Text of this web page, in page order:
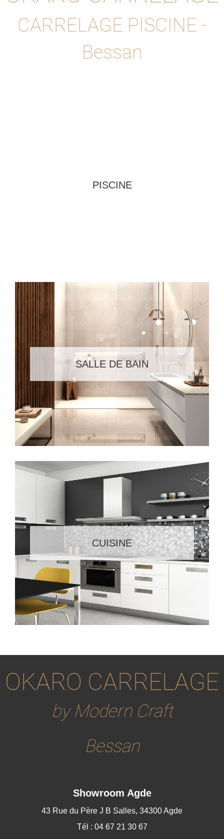
CARRELAGE PISCINE -
Bessan
PISCINE
SALLE DE BAIN
CUISINE
OKARO CARRELAGE
by Modern Craft
Bessan
Showroom Agde
43 Rue du Père J B Salles, 34300 Agde
Tél : 04 67 21 30 67